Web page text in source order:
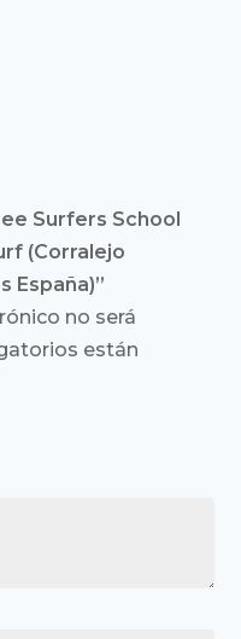
Surfers School
(Corralejo
España)”
no será
están